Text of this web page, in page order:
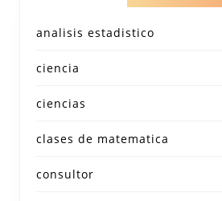
analisis estadistico
ciencia
ciencias
clases de matematica
consultor